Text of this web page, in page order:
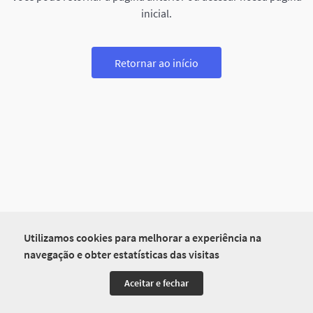
Utilizamos cookies para melhorar a experiência na
navegação e obter estatísticas das visitas
Aceitar e fechar
inicial.
Retornar ao início